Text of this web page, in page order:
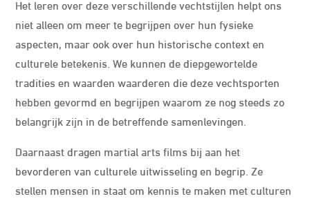
Het leren over deze verschillende vechtstijlen helpt ons
niet alleen om meer te begrijpen over hun fysieke
aspecten, maar ook over hun historische context en
culturele betekenis. We kunnen de diepgewortelde
tradities en waarden waarderen die deze vechtsporten
hebben gevormd en begrijpen waarom ze nog steeds zo
belangrijk zijn in de betreffende samenlevingen.
Daarnaast dragen martial arts films bij aan het
bevorderen van culturele uitwisseling en begrip. Ze
stellen mensen in staat om kennis te maken met culturen